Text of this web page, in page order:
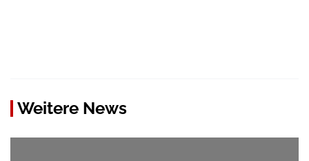
Weitere News